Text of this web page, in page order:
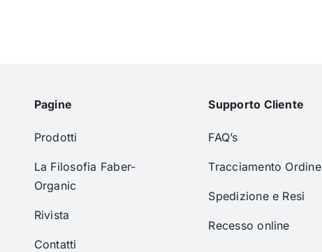
Pagine
Prodotti
La Filosofia Faber-
Organic
Rivista
Contatti
Supporto Cliente
FAQ’s
Tracciamento Ordine
Spedizione e Resi
Recesso online